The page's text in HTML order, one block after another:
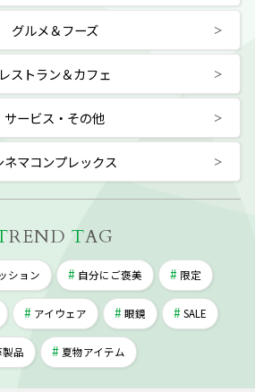
グルメ＆フーズ
レストラン＆カフェ
サービス・その他
ネマコンプレックス
REND TAG
ション 自分にご褒美 限定
アイウェア 眼鏡 SALE
製品 夏物アイテム